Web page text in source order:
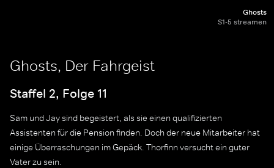
Ghosts
S1-5 streamen
Ghosts, Der Fahrgeist
Staffel 2, Folge 11
Sam und Jay sind begeistert, als sie einen qualifizierten
Assistenten für die Pension finden. Doch der neue Mitarbeiter hat
einige Überraschungen im Gepäck. Thorfinn versucht ein guter
Vater zu sein.